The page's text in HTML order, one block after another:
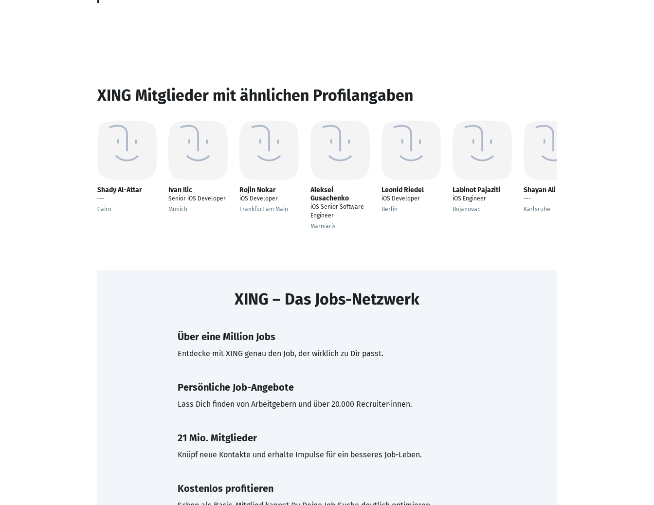
XING Mitglieder mit ähnlichen Profilangaben
Shady Al-Attar
---
Cairo
Ivan Ilic
Senior iOS Developer
Munich
Rojin Nokar
iOS Developer
Frankfurt am Main
Aleksei
Gusachenko
iOS Senior Software
Engineer
Marmaris
Leonid Riedel
iOS Developer
Berlin
Labinot Pajaziti
iOS Engineer
Bujanovac
Shayan Ali
---
Karlsruhe
XING – Das Jobs-Netzwerk
Über eine Million Jobs
Entdecke mit XING genau den Job, der wirklich zu Dir passt.
Persönliche Job-Angebote
Lass Dich finden von Arbeitgebern und über 20.000 Recruiter·innen.
21 Mio. Mitglieder
Knüpf neue Kontakte und erhalte Impulse für ein besseres Job-Leben.
Kostenlos profitieren